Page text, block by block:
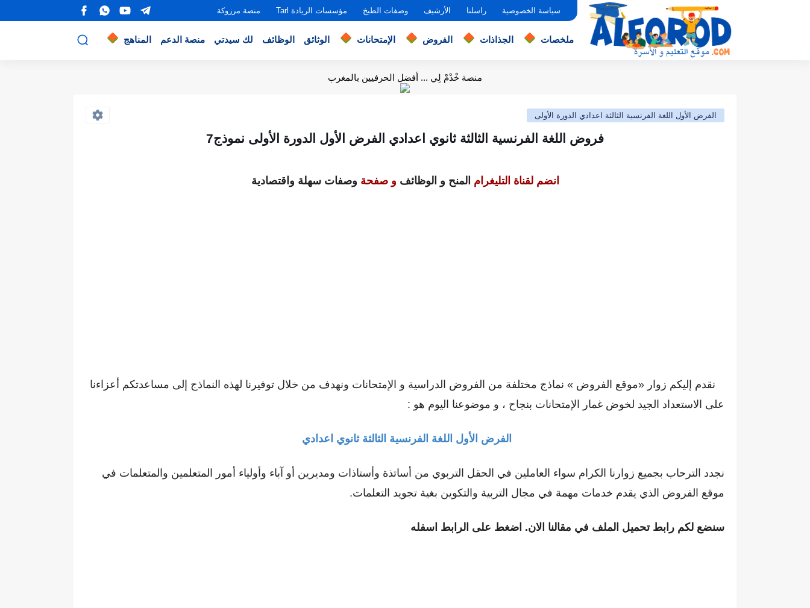
سياسة الخصوصية راسلنا الأرشيف وصفات الطبخ مؤسسات الريادة Tarl منصة مرزوكة
ملخصات الجذاذات الفروض الإمتحانات الوثائق الوظائف لك سيدتي منصة الدعم المناهج
منصة خْدْمْ لِي ... أفضل الحرفيين بالمغرب
الفرض الأول اللغة الفرنسية الثالثة اعدادي الدورة الأولى
فروض اللغة الفرنسية الثالثة ثانوي اعدادي الفرض الأول الدورة الأولى نموذج7
انضم لقناة التليغرام المنح و الوظائف و صفحة وصفات سهلة واقتصادية
نقدم إليكم زوار «موقع الفروض » نماذج مختلفة من الفروض الدراسية و الإمتحانات ونهدف من خلال توفيرنا لهذه النماذج إلى مساعدتكم أعزاءنا
على الاستعداد الجيد لخوض غمار الإمتحانات بنجاح ، و موضوعنا اليوم هو :
الفرض الأول اللغة الفرنسية الثالثة ثانوي اعدادي
نجدد الترحاب بجميع زوارنا الكرام سواء العاملين في الحقل التربوي من أساتذة وأستاذات ومديرين أو ﺁباء وأولياء أمور المتعلمين والمتعلمات في
موقع الفروض الذي يقدم خدمات مهمة في مجال التربية والتكوين بغية تجويد التعلمات.
سنضع لكم رابط تحميل الملف في مقالنا الان. اضغط على الرابط اسفله